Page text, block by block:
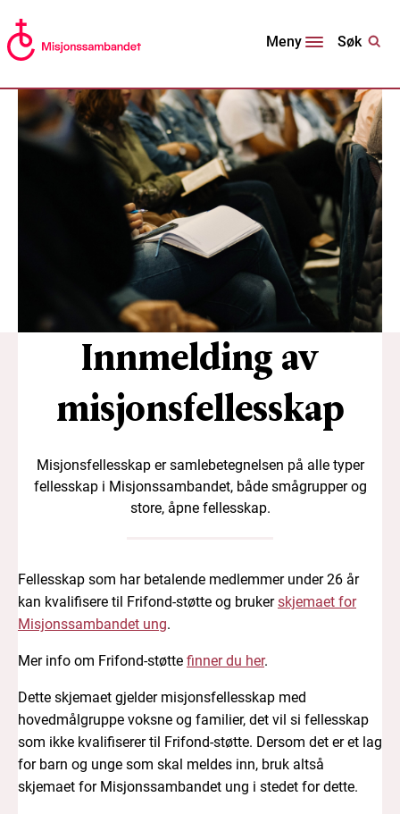
Meny Søk
Innmelding av
misjonsfellesskap
Misjonsfellesskap er samlebetegnelsen på alle typer
fellesskap i Misjonssambandet, både smågrupper og
store, åpne fellesskap.
Fellesskap som har betalende medlemmer under 26 år
kan kvalifisere til Frifond-støtte og brukerskjemaet for
Misjonssambandet ung.
Mer info om Frifond-støtte finner du her.
Dette skjemaet gjelder misjonsfellesskap med
hovedmålgruppe voksne og familier, det vil si fellesskap
som ikke kvalifiserer til Frifond-støtte. Dersom det er et lag
for barn og unge som skal meldes inn, bruk altså
skjemaet for Misjonssambandet ung i stedet for dette.